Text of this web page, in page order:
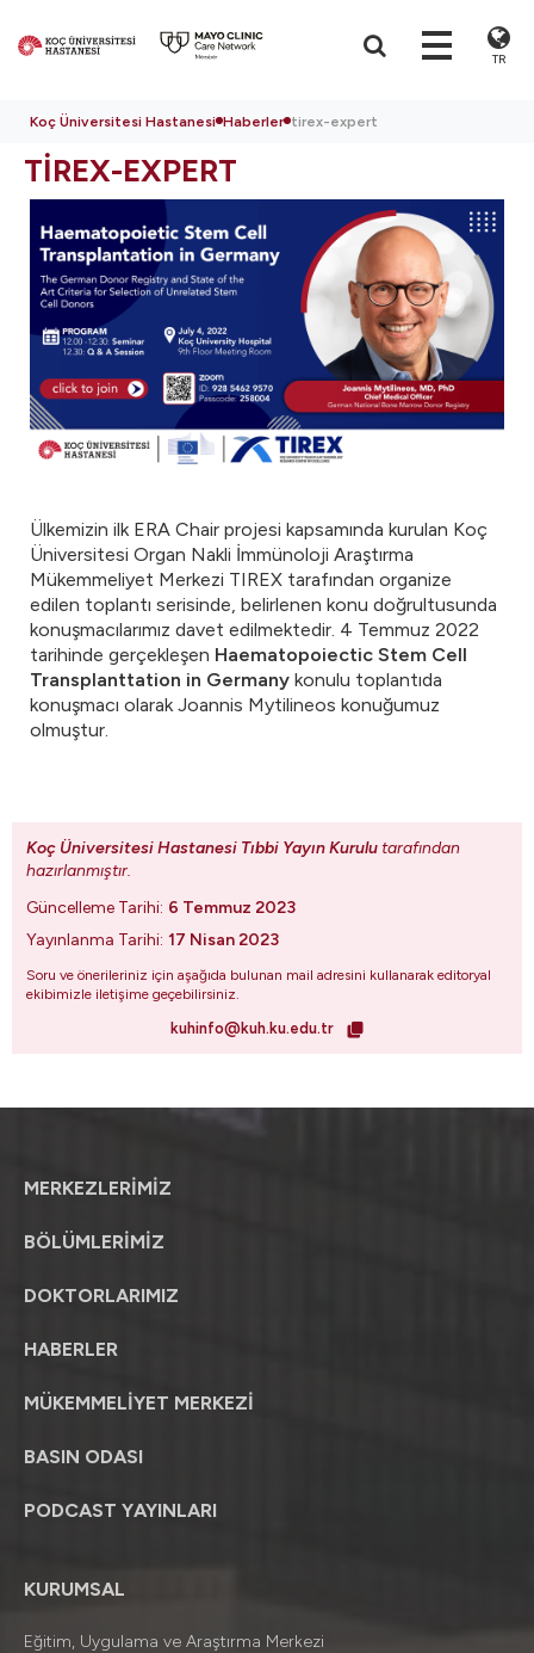
TR
Koç Üniversitesi Hastanesi Haberler tirex-expert
TİREX-EXPERT
Ülkemizin ilk ERA Chair projesi kapsamında kurulan Koç
Üniversitesi Organ Nakli İmmünoloji Araştırma
Mükemmeliyet Merkezi TIREX tarafından organize
edilen toplantı serisinde, belirlenen konu doğrultusunda
konuşmacılarımız davet edilmektedir. 4 Temmuz 2022
tarihinde gerçekleşen Haematopoiectic Stem Cell
Transplanttation in Germany konulu toplantıda
konuşmacı olarak Joannis Mytilineos konuğumuz
olmuştur.
Koç Üniversitesi Hastanesi Tıbbi Yayın Kurulu tarafından
hazırlanmıştır.
Güncelleme Tarihi: 6 Temmuz 2023
Yayınlanma Tarihi: 17 Nisan 2023
Soru ve önerileriniz için aşağıda bulunan mail adresini kullanarak editoryal
ekibimizle iletişime geçebilirsiniz.
kuhinfo@kuh.ku.edu.tr
MERKEZLERİMİZ
BÖLÜMLERİMİZ
DOKTORLARIMIZ
HABERLER
MÜKEMMELİYET MERKEZİ
BASIN ODASI
PODCAST YAYINLARI
KURUMSAL
Eğitim, Uygulama ve Araştırma Merkezi